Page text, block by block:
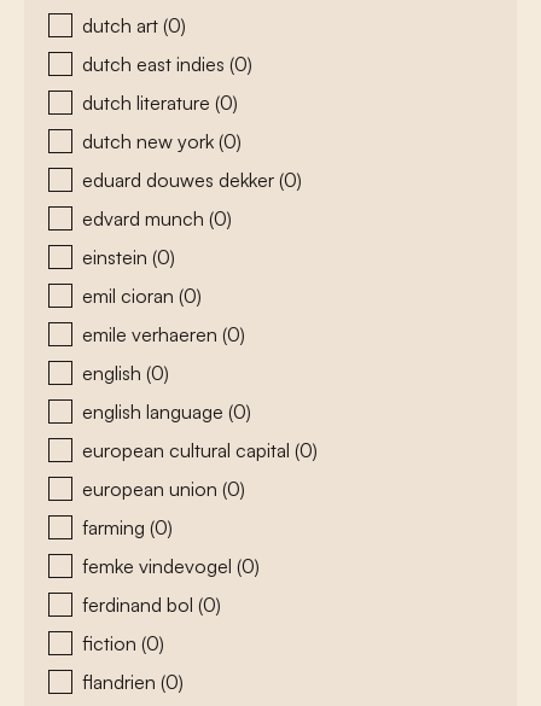
dutch art (0)
dutch east indies (0)
dutch literature (0)
dutch new york (0)
eduard douwes dekker (0)
edvard munch (0)
einstein (0)
emil cioran (0)
emile verhaeren (0)
english (0)
english language (0)
european cultural capital (0)
european union (0)
farming (0)
femke vindevogel (0)
ferdinand bol (0)
fiction (0)
flandrien (0)